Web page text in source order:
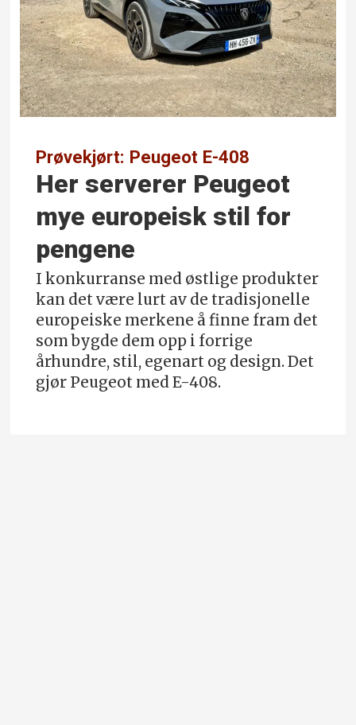
Prøvekjørt: Peugeot E-408
Her serverer Peugeot
mye europeisk stil for
pengene
I konkurranse med østlige produkter
kan det være lurt av de tradisjonelle
europeiske merkene å finne fram det
som bygde dem opp i forrige
århundre, stil, egenart og design. Det
gjør Peugeot med E-408.